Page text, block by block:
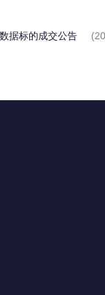
据标的成交公告